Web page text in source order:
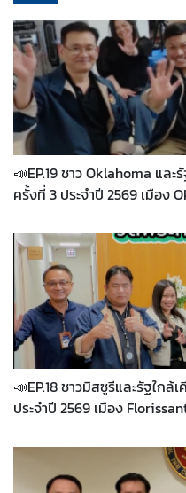
📣EP.19 ชาว Oklahoma แ
ครั้งที่ 3 ประจำปี 2569 เมือ
Oklahoma City, OK 73129
9.00 น. - 16.00 น
📣EP.18 ชาวมิสซูรีและรัฐใ
ประจำปี 2569 เมือง Florissant รัฐ Missouri ณ วั
Florissant, MO 63031 ในวัน
- 16.00 น